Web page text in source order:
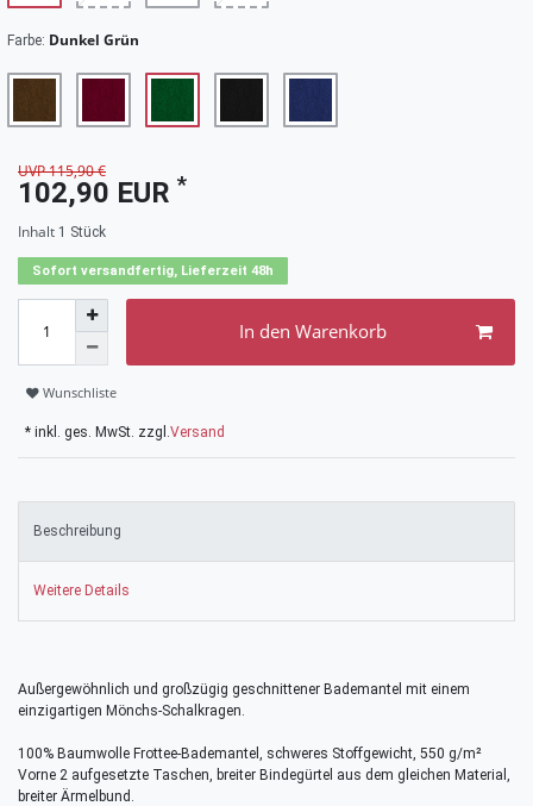
Farbe: Dunkel Grün
UVP 115,90 €
102,90 EUR *
Inhalt 1 Stück
Sofort versandfertig, Lieferzeit 48h
In den Warenkorb
Wunschliste
* inkl. ges. MwSt. zzgl. Versand
Beschreibung
Weitere Details
Außergewöhnlich und großzügig geschnittener Bademantel mit einem
einzigartigen Mönchs-Schalkragen.
100% Baumwolle Frottee-Bademantel, schweres Stoffgewicht, 550 g/m²
Vorne 2 aufgesetzte Taschen, breiter Bindegürtel aus dem gleichen Material,
breiter Ärmelbund.